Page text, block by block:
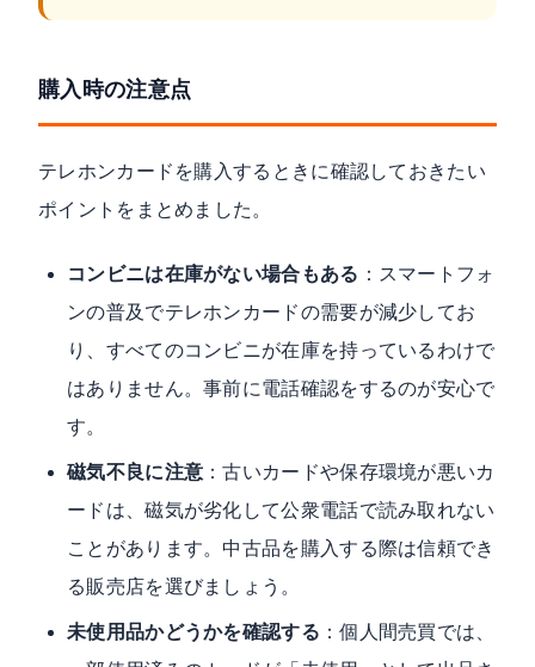
購入時の注意点
テレホンカードを購入するときに確認しておきたい
ポイントをまとめました。
コンビニは在庫がない場合もある ：スマートフォ
ンの普及でテレホンカードの需要が減少してお
り、すべてのコンビニが在庫を持っているわけで
はありません。事前に電話確認をするのが安心で
す。
磁気不良に注意 ：古いカードや保存環境が悪いカ
ードは、磁気が劣化して公衆電話で読み取れない
ことがあります。中古品を購入する際は信頼でき
る販売店を選びましょう。
未使用品かどうかを確認する ：個人間売買では、